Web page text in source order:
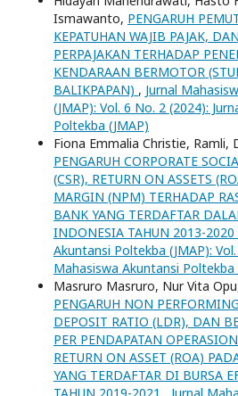
Ismawanto, PENGARUH
KEPATUHAN WAJIB PAJAK,
PERPAJAKAN TERHADAP
KENDARAAN BERMOTOR
BALIKPAPAN) , Jurnal
(JMAP): Vol. 6 No. 2 (2024):
Poltekba (JMAP)
Fiona Emmalia Christie, Ramli,
PENGARUH CORPORATE
(CSR), RETURN ON ASSETS
MARGIN (NPM) TERHADAP
BANK YANG TERDAFTAR
INDONESIA TAHUN 2013-2020
Akuntansi Poltekba (JMAP):
Mahasiswa Akuntansi Poltekba
Masruro Masruro, Nur Vita
PENGARUH NON
DEPOSIT RATIO (LDR), DAN
PER PENDAPATAN
RETURN ON ASSET (ROA)
YANG TERDAFTAR DI BURSA